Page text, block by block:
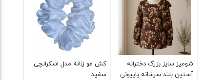
شومیز سایز بزرگ دخترانه
آستین بلند سرشانه پاپیونی
کش مو زنانه مدل اسکرانچی
سفید